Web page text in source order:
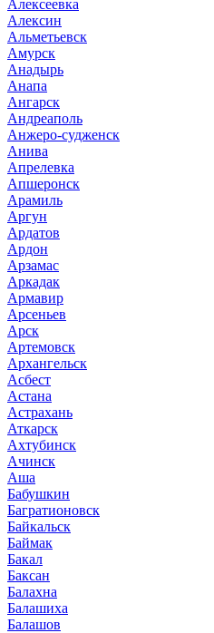
Алексеевка
Алексин
Альметьевск
Амурск
Анадырь
Анапа
Ангарск
Андреаполь
Анжеро-судженск
Анива
Апрелевка
Апшеронск
Арамиль
Аргун
Ардатов
Ардон
Арзамас
Аркадак
Армавир
Арсеньев
Арск
Артемовск
Архангельск
Асбест
Астана
Астрахань
Аткарск
Ахтубинск
Ачинск
Аша
Бабушкин
Багратионовск
Байкальск
Баймак
Бакал
Баксан
Балахна
Балашиха
Балашов